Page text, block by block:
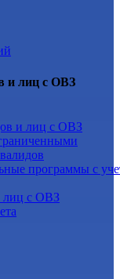
и лиц с ОВЗ
и лиц с ОВЗ
программы с
лиц с ОВЗ